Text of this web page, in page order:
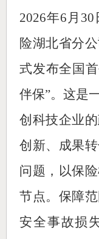
2026年6月
险湖北省分
式发布全国
伴保”。这是
创科技企业
创新、成果
问题，以保
节点。保障
安全事故损